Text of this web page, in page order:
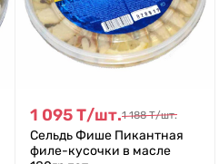
1 095Т/шт.1 188 Т/шт.
Сельдь Фише Пикантная
филе-кусочки в масле